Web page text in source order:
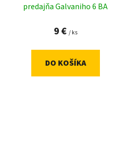
predajňa Galvaniho 6 BA
9 € / ks
DO KOŠÍKA